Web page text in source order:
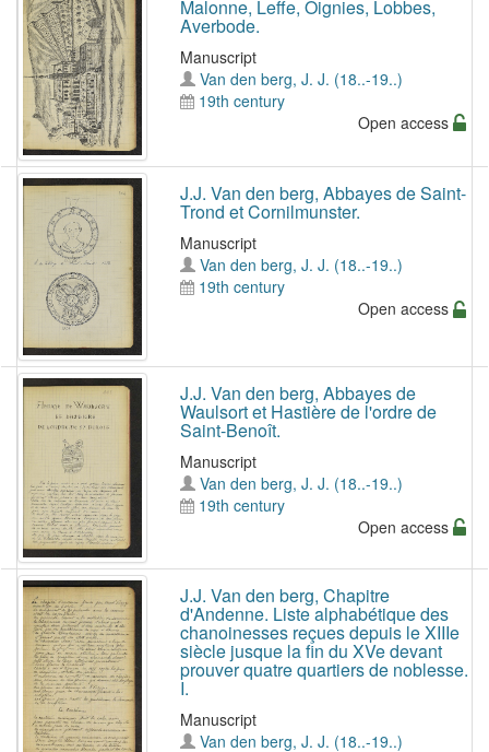
Malonne, Leffe, Oignies, Lobbes,
Averbode.
Manuscript
Van den berg, J. J. (18..-19..)
19th century
Open access
J.J. Van den berg, Abbayes de Saint-
Trond et Cornilmunster.
Manuscript
Van den berg, J. J. (18..-19..)
19th century
Open access
J.J. Van den berg, Abbayes de
Waulsort et Hastière de l'ordre de
Saint-Benoît.
Manuscript
Van den berg, J. J. (18..-19..)
19th century
Open access
J.J. Van den berg, Chapitre
d'Andenne. Liste alphabétique des
chanoinesses reçues depuis le XIIIe
siècle jusque la fin du XVe devant
prouver quatre quartiers de noblesse.
I.
Manuscript
Van den berg, J. J. (18..-19..)